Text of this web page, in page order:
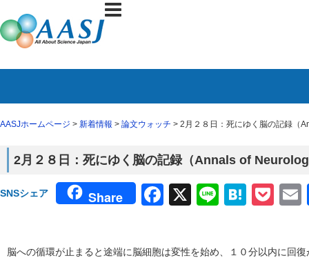
AASJホームページ > 新着情報 > 論文ウォッチ > 2月２８日：死にゆく脳の記録（
2月２８日：死にゆく脳の記録（Annals of
SNSシェア Share Facebook
X Line
脳への循環が止まると途端に脳細胞は変性を始め、１０分以内に回